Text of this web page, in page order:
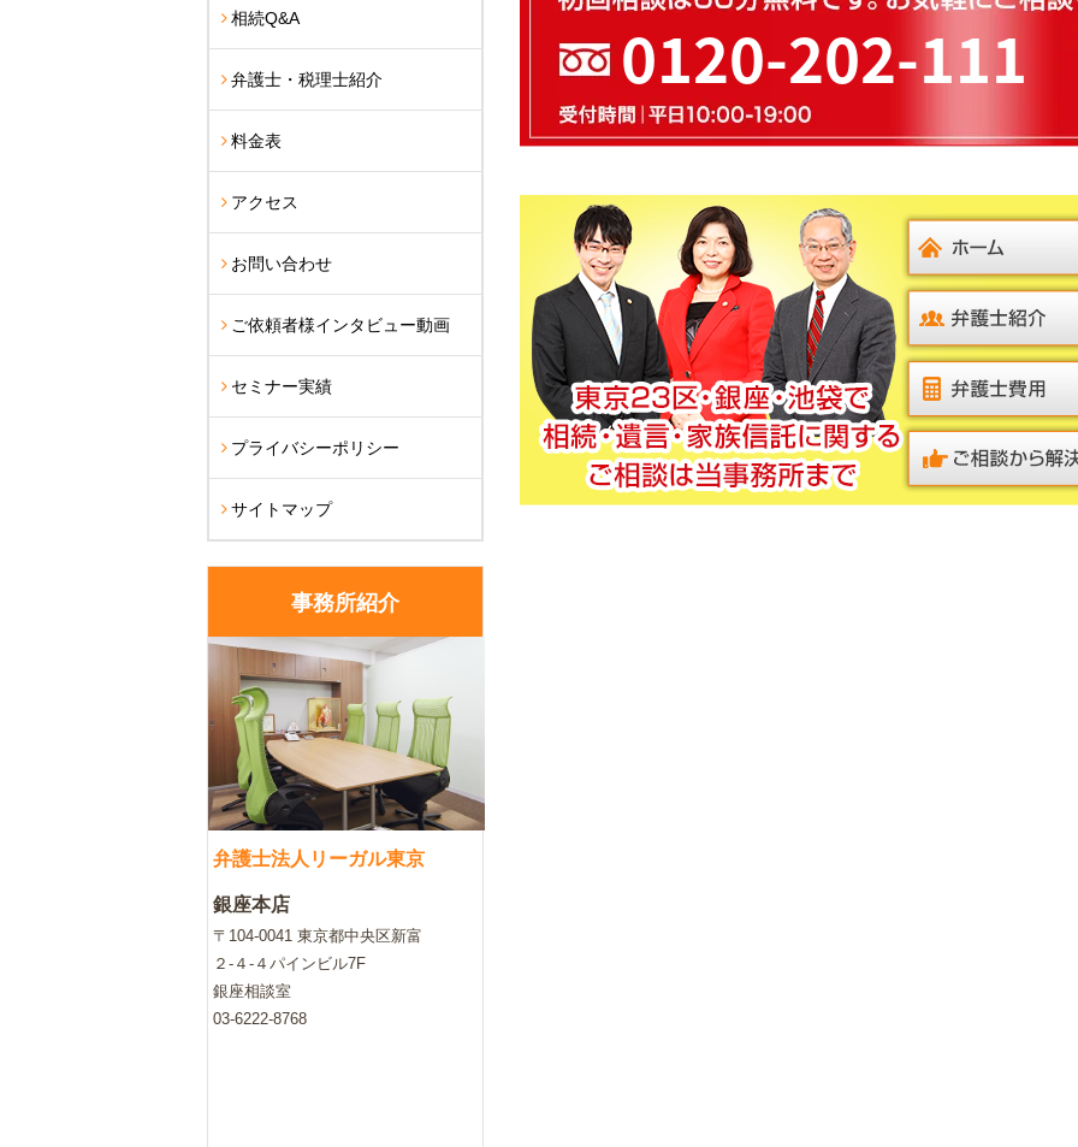
0120-202-111
相続Q&A
弁護士・税理士紹介
料金表
アクセス
お問い合わせ
ご依頼者様インタビュー動画
セミナー実績
プライバシーポリシー
サイトマップ
事務所紹介
弁護士法人リーガル東京
銀座本店
〒104-0041 東京都中央区新富
２-４-４パインビル7F
銀座相談室
03-6222-8768